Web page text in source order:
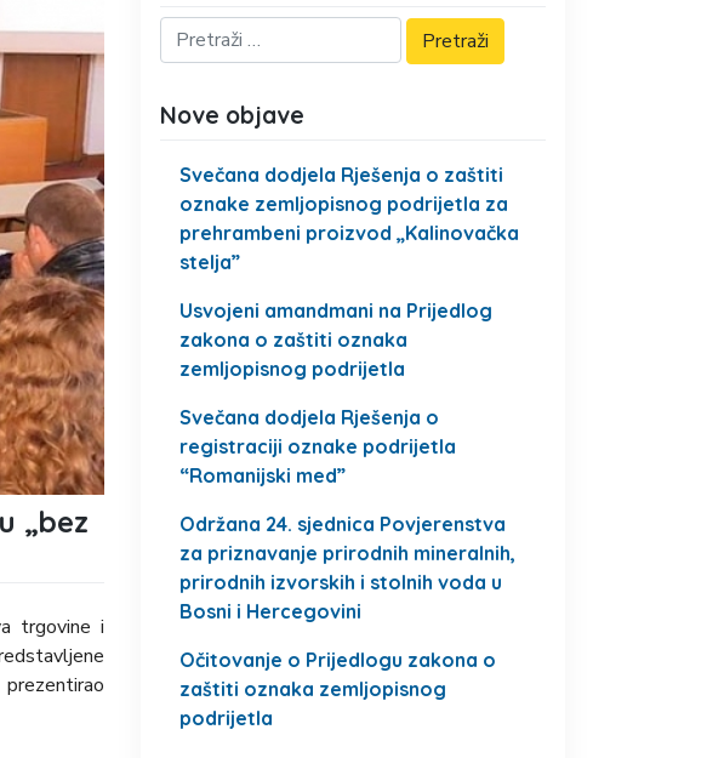
„bez
trgovine i
prezentirao
Nove objave
Svečana dodjela Rješenja o zaštiti
oznake zemljopisnog podrijetla za
prehrambeni proizvod „Kalinovačka
stelja”
Usvojeni amandmani na Prijedlog
zakona o zaštiti oznaka
zemljopisnog podrijetla
Svečana dodjela Rješenja o
registraciji oznake podrijetla
“Romanijski med”
Održana 24. sjednica Povjerenstva
za priznavanje prirodnih mineralnih,
prirodnih izvorskih i stolnih voda u
Bosni i Hercegovini
Očitovanje o Prijedlogu zakona o
zaštiti oznaka zemljopisnog
podrijetla